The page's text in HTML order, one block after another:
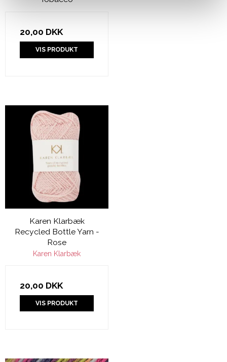
20,00 DKK
VIS PRODUKT
Karen Klarbæk
Recycled Bottle Yarn -
Rose
Karen Klarbæk
20,00 DKK
VIS PRODUKT